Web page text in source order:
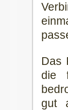
Das
die
gut